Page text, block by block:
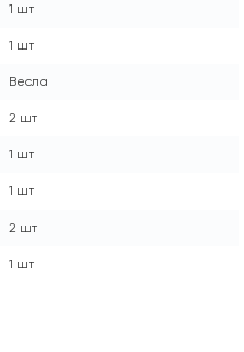
1 шт
1 шт
Весла
2 шт
1 шт
1 шт
2 шт
1 шт